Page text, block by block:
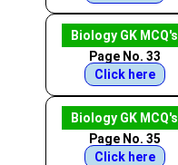
Biology GK MCQ's
Page No. 33
Click here
Biology GK MCQ's
Page No. 35
Click here